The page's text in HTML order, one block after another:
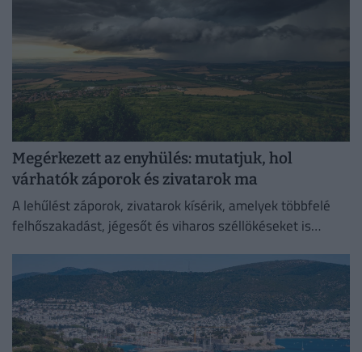
Megérkezett az enyhülés: mutatjuk, hol
várhatók záporok és zivatarok ma
A lehűlést záporok, zivatarok kísérik, amelyek többfelé
felhőszakadást, jégesőt és viharos széllökéseket is